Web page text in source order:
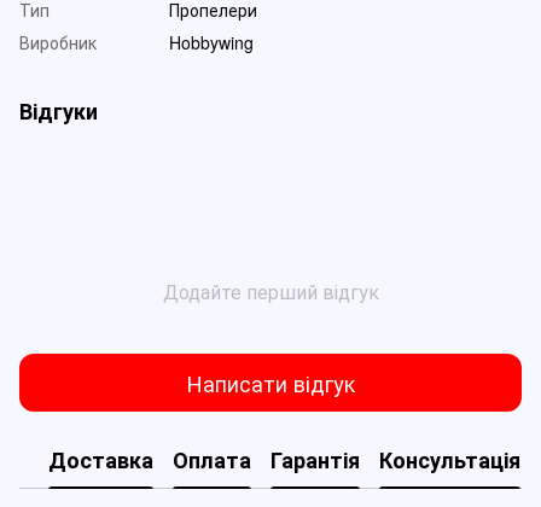
Тип
Пропелери
Виробник
Hobbywing
Відгуки
Додайте перший відгук
Написати відгук
Доставка Оплата Гарантія Консультація